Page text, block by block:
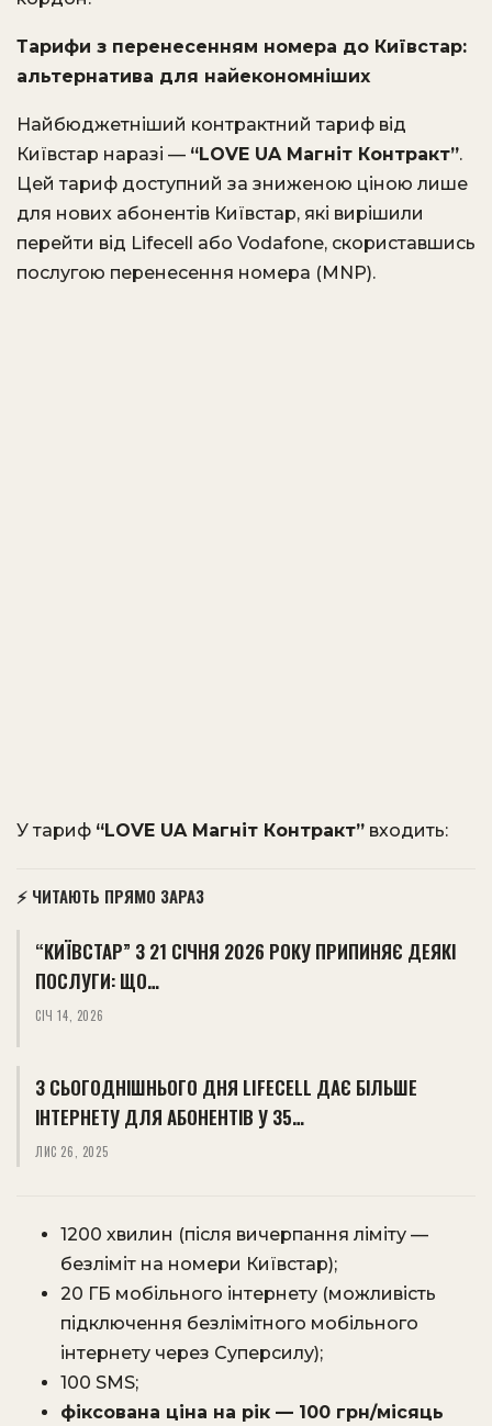
Тарифи з перенесенням номера до Київстар:
альтернатива для найекономніших
Найбюджетніший контрактний тариф від
Київстар наразі — “LOVE UA Магніт Контракт”.
Цей тариф доступний за зниженою ціною лише
для нових абонентів Київстар, які вирішили
перейти від Lifecell або Vodafone, скориставшись
послугою перенесення номера (MNP).
У тариф “LOVE UA Магніт Контракт” входить:
⚡ ЧИТАЮТЬ ПРЯМО ЗАРАЗ
“КИЇВСТАР” З 21 СІЧНЯ 2026 РОКУ ПРИПИНЯЄ ДЕЯКІ
ПОСЛУГИ: ЩО…
СІЧ 14, 2026
З СЬОГОДНІШНЬОГО ДНЯ LIFECELL ДАЄ БІЛЬШЕ
ІНТЕРНЕТУ ДЛЯ АБОНЕНТІВ У 35…
ЛИС 26, 2025
1200 хвилин (після вичерпання ліміту —
безліміт на номери Київстар);
20 ГБ мобільного інтернету (можливість
підключення безлімітного мобільного
інтернету через Суперсилу);
100 SMS;
фіксована ціна на рік — 100 грн/місяць